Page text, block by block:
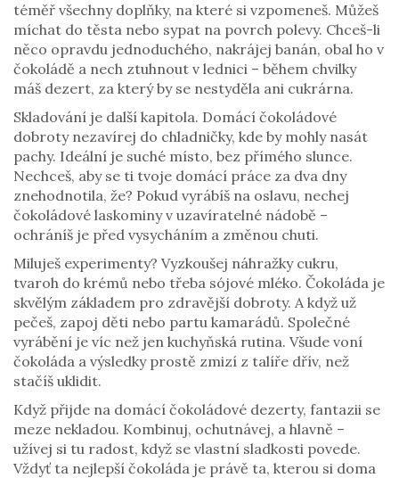
téměř všechny doplňky, na které si vzpomeneš. Můžeš
míchat do těsta nebo sypat na povrch polevy. Chceš-li
něco opravdu jednoduchého, nakrájej banán, obal ho v
čokoládě a nech ztuhnout v lednici – během chvilky
máš dezert, za který by se nestyděla ani cukrárna.
Skladování je další kapitola. Domácí čokoládové
dobroty nezavírej do chladničky, kde by mohly nasát
pachy. Ideální je suché místo, bez přímého slunce.
Nechceš, aby se ti tvoje domácí práce za dva dny
znehodnotila, že? Pokud vyrábíš na oslavu, nechej
čokoládové laskominy v uzavíratelné nádobě –
ochráníš je před vysycháním a změnou chuti.
Miluješ experimenty? Vyzkoušej náhražky cukru,
tvaroh do krémů nebo třeba sójové mléko. Čokoláda je
skvělým základem pro zdravější dobroty. A když už
pečeš, zapoj děti nebo partu kamarádů. Společné
vyrábění je víc než jen kuchyňská rutina. Všude voní
čokoláda a výsledky prostě zmizí z talíře dřív, než
stačíš uklidit.
Když přijde na domácí čokoládové dezerty, fantazii se
meze nekladou. Kombinuj, ochutnávej, a hlavně –
užívej si tu radost, když se vlastní sladkosti povede.
Vždyť ta nejlepší čokoláda je právě ta, kterou si doma